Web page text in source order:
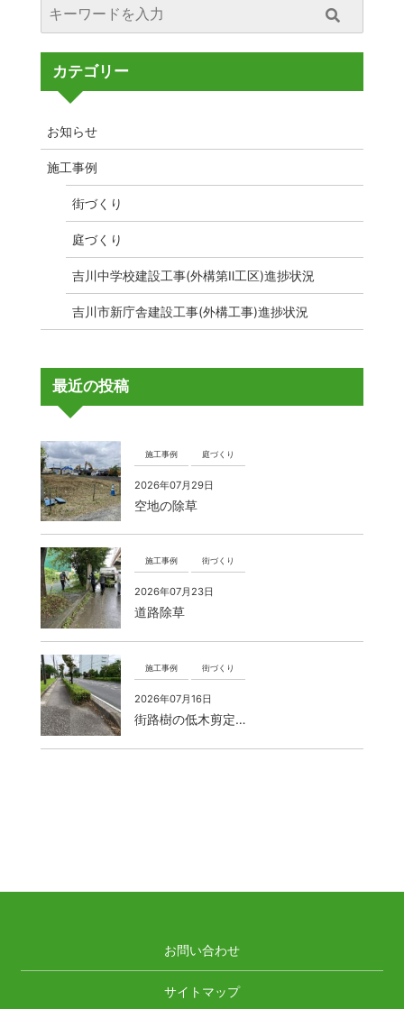
カテゴリー
お知らせ
施工事例
街づくり
庭づくり
吉川中学校建設工事(外構第Ⅱ工区)進捗状況
吉川市新庁舎建設工事(外構工事)進捗状況
最近の投稿
施工事例 庭づくり
2026年07月29日
空地の除草
施工事例 街づくり
2026年07月23日
道路除草
施工事例 街づくり
2026年07月16日
街路樹の低木剪定…
お問い合わせ
サイトマップ